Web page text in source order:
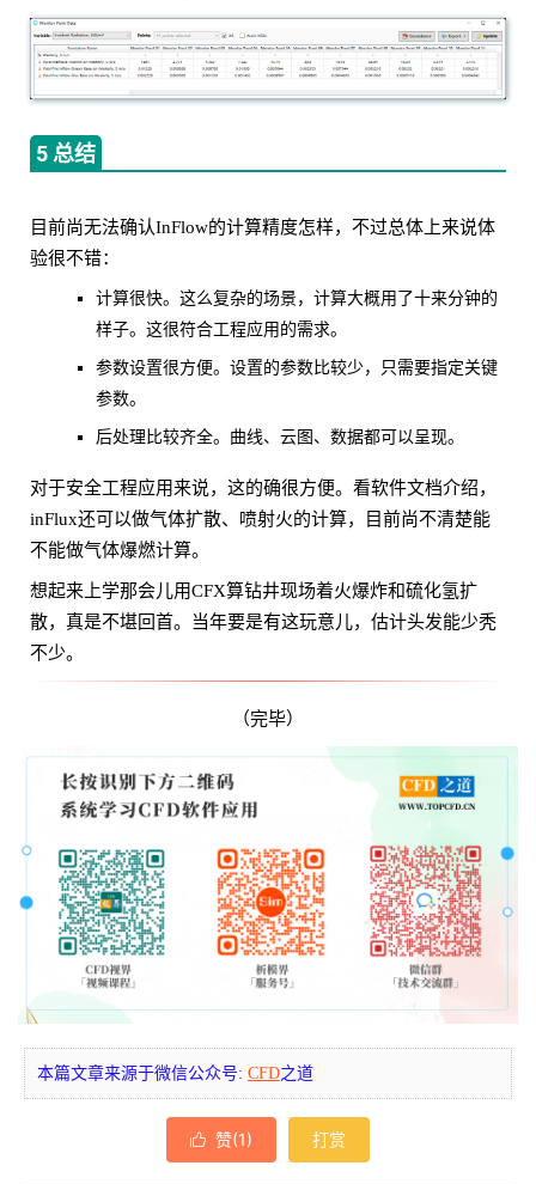
5 总结
目前尚无法确认InFlow的计算精度怎样，不过总体上来说体
验很不错：
计算很快。这么复杂的场景，计算大概用了十来分钟的
样子。这很符合工程应用的需求。
参数设置很方便。设置的参数比较少，只需要指定关键
参数。
后处理比较齐全。曲线、云图、数据都可以呈现。
对于安全工程应用来说，这的确很方便。看软件文档介绍，
inFlux还可以做气体扩散、喷射火的计算，目前尚不清楚能
不能做气体爆燃计算。
想起来上学那会儿用CFX算钻井现场着火爆炸和硫化氢扩
散，真是不堪回首。当年要是有这玩意儿，估计头发能少秃
不少。
（完毕）
本篇文章来源于微信公众号: CFD之道
 赞(1) 打赏